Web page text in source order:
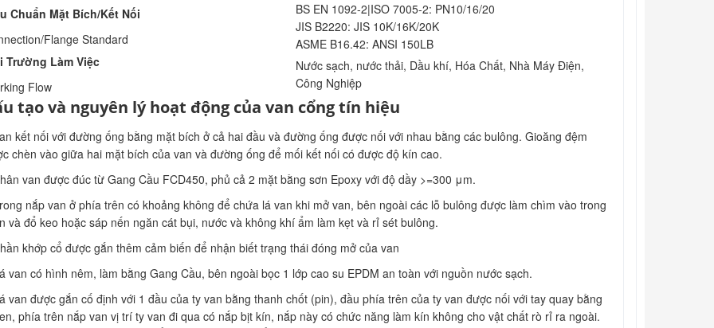
Chuẩn Mặt Bích/Kết Nối
Flange Standard
BS EN 1092-2|ISO 7005-2: PN10/16/20
JIS B2220: JIS 10K/16K/20K
ASME B16.42: ANSI 150LB
Trường Làm Việc
Flow
Nước sạch, nước thải, Dầu khí, Hóa Chất, Nhà Máy Điện,
Công Nghiệp
tạo và nguyên lý hoạt động của van cổng tín hiệu
kết nối với đường ống bằng mặt bích ở cả hai đầu và đường ống được nối với nhau bằng các bulông. Gioăng đệm
chèn vào giữa hai mặt bích của van và đường ống để mối kết nối có được độ kín cao.
van được đúc từ Gang Cầu FCD450, phủ cả 2 mặt bằng sơn Epoxy với độ dầy >=300 μm.
nắp van ở phía trên có khoảng không để chứa lá van khi mở van, bên ngoài các lỗ bulông được làm chìm vào trong
và đổ keo hoặc sáp nến ngăn cát bụi, nước và không khí ẩm làm kẹt và rỉ sét bulông.
khớp cổ được gắn thêm cảm biến để nhận biết trạng thái đóng mở của van
van có hình nêm, làm bằng Gang Cầu, bên ngoài bọc 1 lớp cao su EPDM an toàn với nguồn nước sạch.
van được gắn cố định với 1 đầu của ty van bằng thanh chốt (pin), đầu phía trên của ty van được nối với tay quay bằng
phía trên nắp van vị trí ty van đi qua có nắp bịt kín, nắp này có chức năng làm kín không cho vật chất rò rỉ ra ngoài.